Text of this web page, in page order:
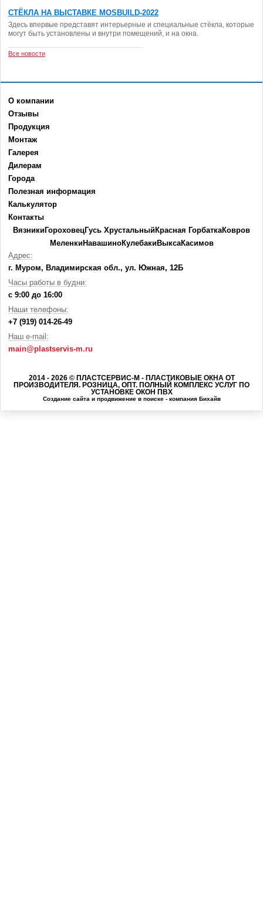
СТЁКЛА НА ВЫСТАВКЕ MOSBUILD-2022
Здесь впервые представят интерьерные и специальные стёкла, которые
могут быть установлены и внутри помещений, и на окна.
Все новости
О компании
Отзывы
Продукция
Монтаж
Галерея
Дилерам
Города
Полезная информация
Калькулятор
Контакты
ВязникиГороховецГусь ХрустальныйКрасная ГорбаткаКовров
МеленкиНавашиноКулебакиВыксаКасимов
Адрес:
г. Муром, Владимирская обл., ул. Южная, 12Б
Часы работы в будни:
с 9:00 до 16:00
Наши телефоны:
+7 (919) 014-26-49
Наш e-mail:
main@plastservis-m.ru
2014 - 2026 © ПЛАСТСЕРВИС-М - ПЛАСТИКОВЫЕ ОКНА ОТ
ПРОИЗВОДИТЕЛЯ. РОЗНИЦА, ОПТ. ПОЛНЫЙ КОМПЛЕКС УСЛУГ ПО
УСТАНОВКЕ ОКОН ПВХ
Создание сайтаи продвижение в поиске- компания Бихайв